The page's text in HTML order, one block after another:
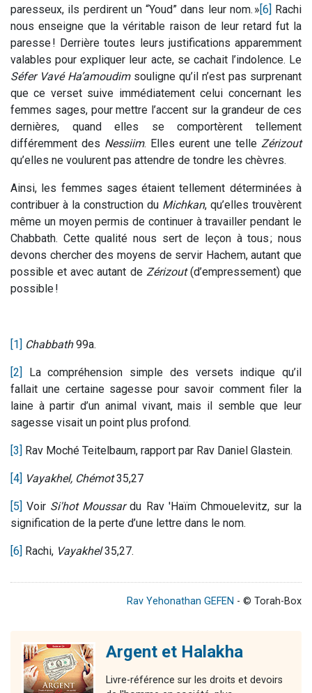
paresseux, ils perdirent un “Youd” dans leur nom. »[6] Rachi
nous enseigne que la véritable raison de leur retard fut la
paresse ! Derrière toutes leurs justifications apparemment
valables pour expliquer leur acte, se cachait l’indolence. Le
Séfer Vavé Ha’amoudimsouligne qu’il n’est pas surprenant
que ce verset suive immédiatement celui concernant les
femmes sages, pour mettre l’accent sur la grandeur de ces
dernières, quand elles se comportèrent tellement
différemment des Nessiim. Elles eurent une telle Zérizout
qu’elles ne voulurent pas attendre de tondre les chèvres.
Ainsi, les femmes sages étaient tellement déterminées à
contribuer à la construction du Michkan, qu’elles trouvèrent
même un moyen permis de continuer à travailler pendant le
Chabbath. Cette qualité nous sert de leçon à tous ; nous
devons chercher des moyens de servir Hachem, autant que
possible et avec autant de Zérizout(d’empressement) que
possible !
[1] Chabbath99a.
[2]
La compréhension simple des versets indique qu’il
fallait une certaine sagesse pour savoir comment filer la
laine à partir d’un animal vivant, mais il semble que leur
sagesse visait un point plus profond.
[3] Rav Moché Teitelbaum, rapport par Rav Daniel Glastein.
[4] Vayakhel, Chémot35,27
[5] Voir Si'hot Moussardu Rav 'Haïm Chmouelevitz, sur la
signification de la perte d’une lettre dans le nom.
[6] Rachi, Vayakhel35,27.
Rav Yehonathan GEFEN - © Torah-Box
Argent et Halakha
Livre-référence sur les droits et devoirs